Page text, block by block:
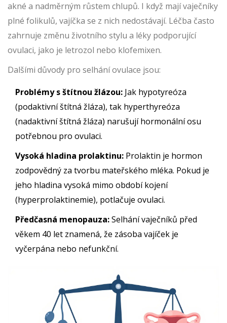
akné a nadměrným růstem chlupů. I když mají vaječníky
plné folikulů, vajíčka se z nich nedostávají. Léčba často
zahrnuje změnu životního stylu a léky podporující
ovulaci, jako je letrozol nebo klofemixen.
Dalšími důvody pro selhání ovulace jsou:
Problémy s štítnou žlázou: Jak hypotyreóza
(podaktivní štítná žláza), tak hyperthyreóza
(nadaktivní štítná žláza) narušují hormonální osu
potřebnou pro ovulaci.
Vysoká hladina prolaktinu: Prolaktin je hormon
zodpovědný za tvorbu mateřského mléka. Pokud je
jeho hladina vysoká mimo období kojení
(hyperprolaktinemie), potlačuje ovulaci.
Předčasná menopauza:Selhání vaječníků před
věkem 40 let znamená, že zásoba vajíček je
vyčerpána nebo nefunkční.